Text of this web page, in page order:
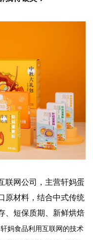
联网公司，主营轩妈蛋
原材料，结合中式传统
、短保质期、新鲜烘焙
妈食品利用互联网的技术